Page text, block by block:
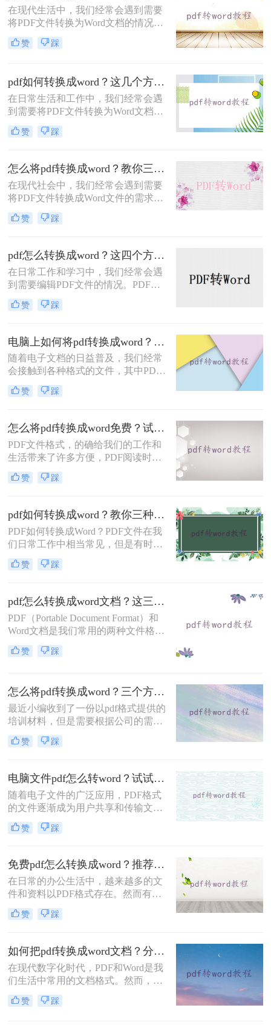
在现代生活中，我们经常会遇到需要
将PDF文件转换为Word文档的情况。
不管是出于编辑需要，还是为了方便
和共享，将PDF转换为Word是一个十
是选择一个高效且易于使用的工具非
常重要。在本文中，我们将向您介绍
如何将pdf转换成word，并提供一些值
得信赖的工具供您选择。
赞 踩
pdf如何转换成word？这几个方法教你轻松转换！
在日常生活和工作中，我们经常会遇
到需要将PDF文件转换为Word文档的
情况。转换后的文档可以方便地进行
编辑、排版和分享，满足不同的需
word方法，帮助您轻松实现转换。
赞 踩
怎么将pdf转换成word？教你三个方法！
在现代社会中，我们经常会遇到需要
将PDF文件转换成Word文件的需求。
无论是为了编辑文本内容，还是为了
复制、粘贴或进行其他操作，将PDF
作和学习。那么，怎么将pdf转换成
word呢？本文将为大家提供详细的教
程及推荐一些高效的软件，帮助大家
顺利完成转换任务。
赞 踩
pdf怎么转换成word？这四个方法教你轻松搞定！
在日常工作和学习中，我们经常会遇
到需要编辑PDF文件的情况。PDF文
件格式的普及使得我们可以在不同的
设备上阅读和分享文件，但它也带来
题。幸运的是，现在有一种简单而高
效的方法可以解决这个问题，那就是
将PDF文件转换为Word文件。本文将
为大家介绍pdf怎么转换成word方法，
下面一起看看吧。
赞 踩
电脑上如何将pdf转换成word？分享3种简单方法~
随着电子文档的日益普及，我们经常
会接触到各种格式的文件，其中PDF
和Word文档是最常见的两种格式。有
时候我们可能需要将PDF转换成
本文将介绍电脑上如何将pdf转换成
word方法，帮助你在电脑上快速将
PDF文档转换成可编辑的Word文档。
赞 踩
怎么将pdf转换成word免费？试试下面的几种方法！
PDF文件格式，的确给我们的工作和
生活带来了许多方便，PDF阅读时，
可以固定版面不跳格式，但是PDF也
并非万能的使用场景，比如PDF的内
选择PDF格式的内容需要更好的时
候，就会比较麻烦，选择PDF格式的
时候，PDF格式也不是万能的，比如
编辑内容的时候，就会比较麻烦，需
要转换成Word的格式，但是怎么将
pdf转换成word免费需要用PDF转换工
赞 踩
pdf如何转换成word？教你三种好用的方法！
PDF如何转换成Word？PDF文件在我
们日常工作中相当常见，但是有时我
们需要将PDF文件转换为可编辑的
Word文档，以方便我们进行编辑。那
Word文档呢？下面一起看看吧。
赞 踩
pdf怎么转换成word文档？这三个方法轻松实现文档格式转换！
PDF（Portable Document Format）和
Word文档是我们常用的两种文件格
式。有时我们需要将PDF文件转换成
Word文档来编辑或进行其他操作，但
word文档方法，帮助您轻松将PDF文
件转换成可编辑的Word文档。
赞 踩
怎么将pdf转换成word？三个方法轻松完成！
最近小编收到了一份以pdf格式提供的
培训材料，但是需要根据公司的需求
进行个性化调整和定制化设计，不能
完全照搬照抄。为了确保培训课程与
就需要将培训材料转换为可编辑的
word格式。小编也有一些能够PDF转
Word的软件，一键就快速解决了文件
格式转换的问题，那如果你不知道怎
么将pdf转换成word，下面小编就开始
分享！
赞 踩
电脑文件pdf怎么转word？试试下面的几种方法！
随着电子文件的广泛应用，PDF格式
的文件逐渐成为用户共享和传输文件
的首选。然而，有时候我们需要对
PDF文件进行编辑，PDF与Word格式
为大家详细介绍电脑文件pdf怎么转
word的方法。
赞 踩
免费pdf怎么转换成word？推荐这三种方法给你！
在日常的办公生活中，越来越多的文
件和资料以PDF格式存在。然而有时
我们需要对这些PDF文件进行修改、
编辑或重新利用其中的内容，而面对
Word的方法就很重要了。但是大家了
解哪些pdf转word技巧呢？下面就教大
家免费pdf怎么转换成word方法，快来
看看有没有适合你的吧！
赞 踩
如何把pdf转换成word文档？分享三种简单方法~
在现代数字化时代，PDF和Word是我
们生活中常用的文档格式。然而，有
时候我们需要将PDF转换成Word文
档，以方便编辑、更改或重复利用其
赞 踩